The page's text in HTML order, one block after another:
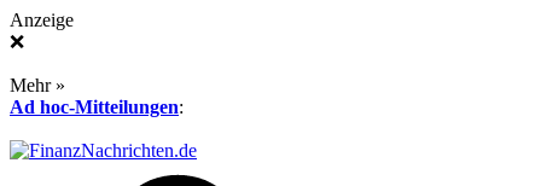
Anzeige
❌
Mehr »
Ad hoc-Mitteilungen: